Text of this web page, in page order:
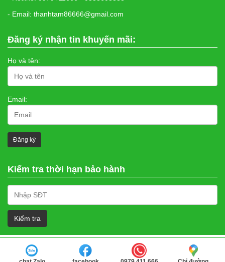
- Email: thanhtam86666@gmail.com
Đăng ký nhận tin khuyến mãi:
Họ và tên:
Email:
Kiểm tra thời hạn bảo hành